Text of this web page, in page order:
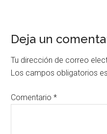
Deja un
Tu dirección de correo
Los campos obligatorios
Comentario*